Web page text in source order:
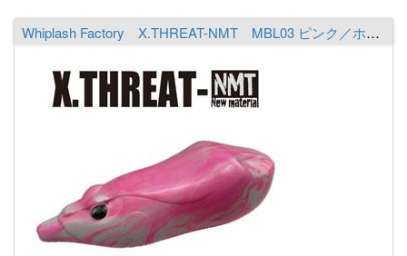
Whiplash Factory X.THREAT-NMT MBL03 ピンク／ホワイト